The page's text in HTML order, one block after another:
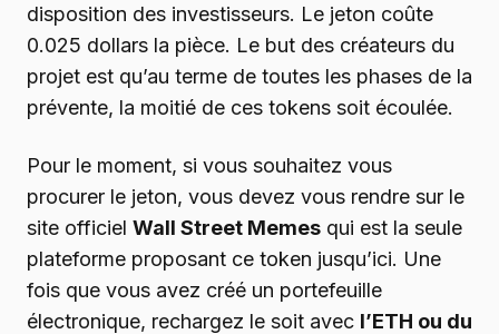
disposition des investisseurs. Le jeton coûte
0.025 dollars la pièce. Le but des créateurs du
projet est qu’au terme de toutes les phases de la
prévente, la moitié de ces tokens soit écoulée.
Pour le moment, si vous souhaitez vous
procurer le jeton, vous devez vous rendre sur le
site officiel Wall Street Memes qui est la seule
plateforme proposant ce token jusqu’ici. Une
fois que vous avez créé un portefeuille
électronique, rechargez le soit avec l’ETH ou du